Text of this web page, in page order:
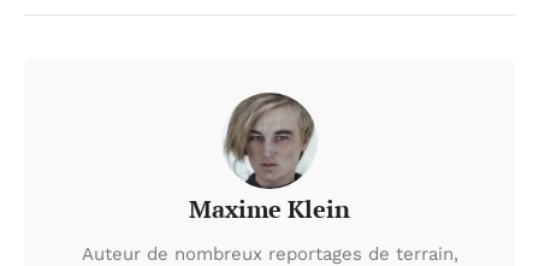
Maxime Klein
Auteur de nombreux reportages de terrain,